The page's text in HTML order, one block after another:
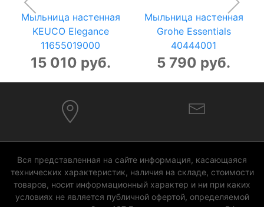
Мыльница настенная
KEUCO Elegance
11655019000
15 010 руб.
Мыльница настенная
Grohe Essentials
40444001
5 790 руб.
Вся представленная на сайте информация, касающаяся
технических характеристик, наличия на складе, стоимости
товаров, носит информационный характер и ни при каких
условиях не является публичной офертой, определяемой